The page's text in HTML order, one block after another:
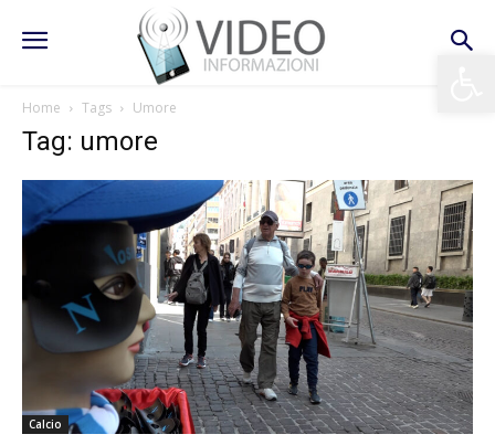
Home Tags Umore
Tag: umore
Calcio